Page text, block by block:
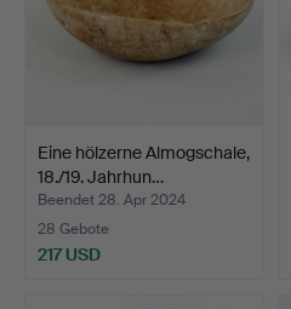
Eine hölzerne Almogschale,
18./19. Jahrhun…
Beendet 28. Apr 2024
28 Gebote
217 USD